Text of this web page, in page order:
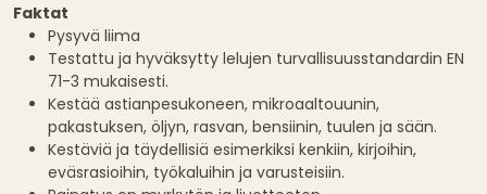
Faktat
Pysyvä liima
Testattu ja hyväksytty lelujen turvallisuusstandardin EN
71-3 mukaisesti.
Kestää astianpesukoneen, mikroaaltouunin,
pakastuksen, öljyn, rasvan, bensiinin, tuulen ja sään.
Kestäviä ja täydellisiä esimerkiksi kenkiin, kirjoihin,
eväsrasioihin, työkaluihin ja varusteisiin.